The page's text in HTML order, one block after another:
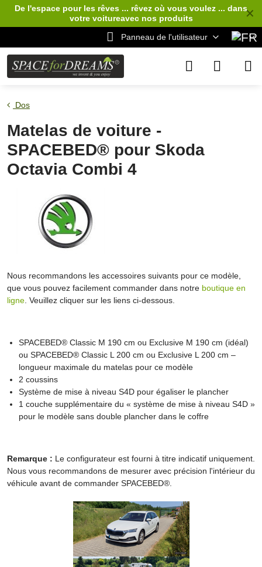
✕
De l'espace pour les rêves ... rêvez où vous voulez ... dans
votre voitureavec nos produits
Panneau de l'utilisateur
Dos
Matelas de voiture -
SPACEBED® pour Skoda
Octavia Combi 4
Nous recommandons les accessoires suivants pour ce modèle,
que vous pouvez facilement commander dans notre boutique en
ligne . Veuillez cliquer sur les liens ci-dessous.
SPACEBED® Classic M 190 cm ou Exclusive M 190 cm (idéal)
ou SPACEBED® Classic L 200 cm ou Exclusive L 200 cm –
longueur maximale du matelas pour ce modèle
2 coussins
Système de mise à niveau S4D pour égaliser le plancher
1 couche supplémentaire du « système de mise à niveau S4D »
pour le modèle sans double plancher dans le coffre
Remarque : Le configurateur est fourni à titre indicatif uniquement.
Nous vous recommandons de mesurer avec précision l'intérieur du
véhicule avant de commander SPACEBED®.